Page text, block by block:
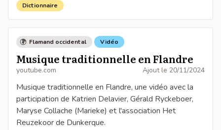
Dictionnaire
Flamand occidental Vidéo
Musique traditionnelle en Flandre
youtube.com Ajout le 20/11/2024
Musique traditionnelle en Flandre, une vidéo avec la
participation de Katrien Delavier, Gérald Ryckeboer,
Maryse Collache (Marieke) et l'association Het
Reuzekoor de Dunkerque.